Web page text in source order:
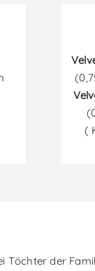
(
Töchter der